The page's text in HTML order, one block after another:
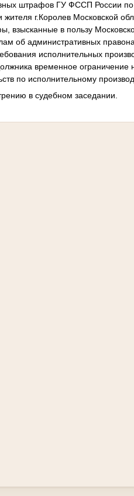
штрафов ГУ ФССП России по
г.Королев Московской
взысканные в пользу
об административных
исполнительных
временное
по исполнительному
в судебном заседании.